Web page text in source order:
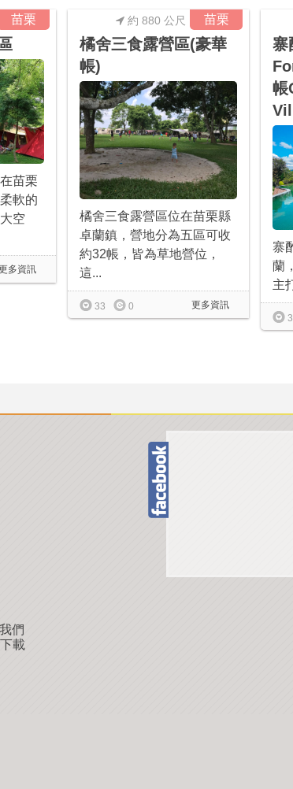
苗栗
苗栗
軟的
空
多資訊
苗栗
約 880 公尺
橘舍三食露營區(豪華
帳)
橘舍三食露營區位在苗栗縣
卓蘭鎮，營地分為五區可收
約32帳，皆為草地營位，
這...
更多資訊
33 0
寨
帳
寨
蘭
主
們
載